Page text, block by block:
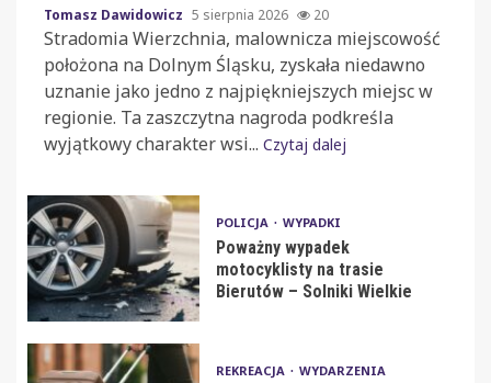
Tomasz Dawidowicz 5 sierpnia 2026 20
Stradomia Wierzchnia, malownicza miejscowość
położona na Dolnym Śląsku, zyskała niedawno
uznanie jako jedno z najpiękniejszych miejsc w
regionie. Ta zaszczytna nagroda podkreśla
wyjątkowy charakter wsi... Czytaj dalej
POLICJA WYPADKI
Poważny wypadek
motocyklisty na trasie
Bierutów – Solniki Wielkie
REKREACJA WYDARZENIA